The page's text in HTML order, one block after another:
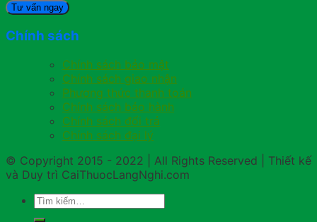
Chính sách
Chính sách bảo mật
Chính sách giao nhận
Phương thức thanh toán
Chính sách bảo hành
Chính sách đổi trả
Chính sách đại lý
© Copyright 2015 - 2022 | All Rights Reserved | Thiết kế
và Duy trì CaiThuocLangNghi.com